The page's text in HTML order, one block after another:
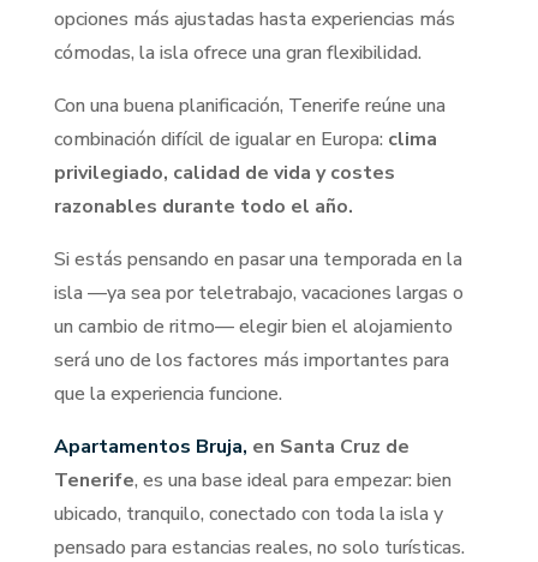
opciones más ajustadas hasta experiencias más
cómodas, la isla ofrece una gran flexibilidad.
Con una buena planificación, Tenerife reúne una
combinación difícil de igualar en Europa: clima
privilegiado, calidad de vida y costes
razonables durante todo el año.
Si estás pensando en pasar una temporada en la
isla —ya sea por teletrabajo, vacaciones largas o
un cambio de ritmo— elegir bien el alojamiento
será uno de los factores más importantes para
que la experiencia funcione.
Apartamentos Bruja, en Santa Cruz de
Tenerife, es una base ideal para empezar: bien
ubicado, tranquilo, conectado con toda la isla y
pensado para estancias reales, no solo turísticas.